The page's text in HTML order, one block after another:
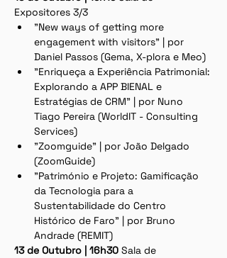
Expositores 3/3
"New ways of getting more
engagement with visitors" | por
Daniel Passos (Gema, X-plora e Meo)
"Enriqueça a Experiência Patrimonial:
Explorando a APP BIENAL e
Estratégias de CRM" | por Nuno
Tiago Pereira (WorldIT - Consulting
Services)
"Zoomguide" | por João Delgado
(ZoomGuide)
"Património e Projeto: Gamificação
da Tecnologia para a
Sustentabilidade do Centro
Histórico de Faro" | por Bruno
Andrade (REMIT)
13 de Outubro | 16h30 Sala de